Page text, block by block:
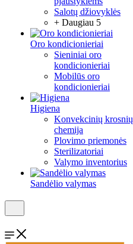
Salotų džiovyklės
+ Daugiau 5
Oro kondicionieriai
Sieniniai oro
kondicionieriai
Mobilūs oro
kondicionieriai
Higiena
Konvekcinių krosnių
chemija
Plovimo priemonės
Sterilizatoriai
Valymo inventorius
Sandėlio valymas